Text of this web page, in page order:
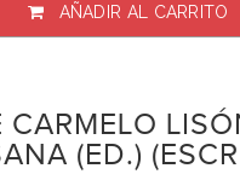
AÑADIR AL CARRITO
CARMELO
(ED.)